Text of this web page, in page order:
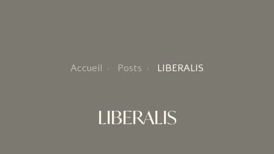
Accueil Posts LIBERALIS
LIBERALIS